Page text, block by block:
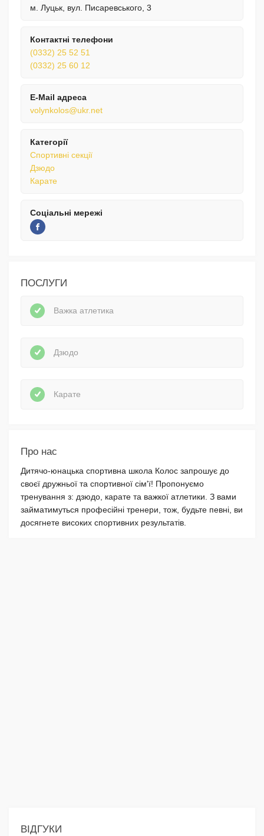
м. Луцьк, вул. Писаревського, 3
Контактні телефони
(0332) 25 52 51
(0332) 25 60 12
E-Mail адреса
volynkolos@ukr.net
Категорії
Спортивні секції
Дзюдо
Карате
Соціальні мережі
ПОСЛУГИ
Важка атлетика
Дзюдо
Карате
Про нас
Дитячо-юнацька спортивна школа Колос запрошує до
своєї дружньої та спортивної сім'ї! Пропонуємо
тренування з: дзюдо, карате та важкої атлетики. З вами
займатимуться професійні тренери, тож, будьте певні, ви
досягнете високих спортивних результатів.
ВІДГУКИ